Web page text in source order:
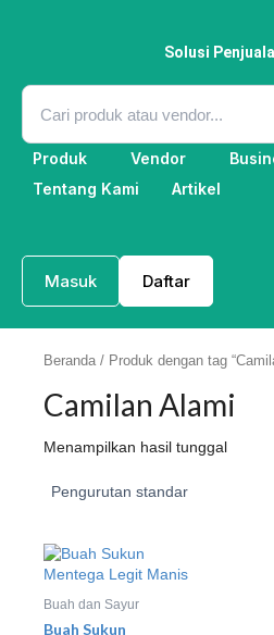
Solusi
Produk Vendor
Tentang Kami
Artikel
Masuk Daftar
Beranda / Produk dengan tag
Camilan Alami
Menampilkan hasil tunggal
Buah dan Sayur
Buah Sukun